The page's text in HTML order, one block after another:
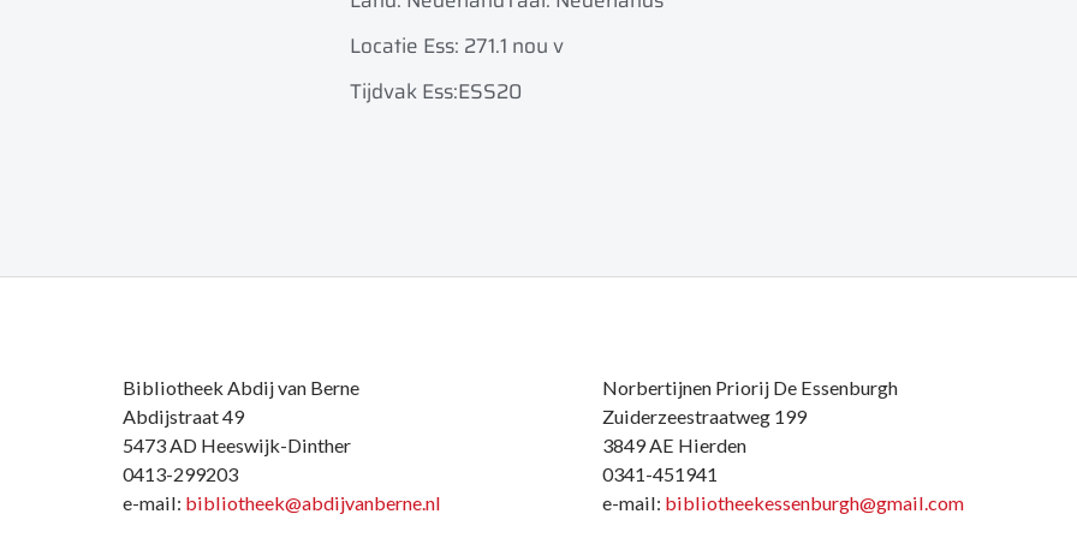
Locatie Ess: 271.1 nou v
Tijdvak Ess:ESS20
Bibliotheek Abdij van Berne
Abdijstraat 49
5473 AD Heeswijk-Dinther
0413-299203
e-mail: bibliotheek@abdijvanberne.nl
Norbertijnen Priorij De Essenburgh
Zuiderzeestraatweg 199
3849 AE Hierden
0341-451941
e-mail: bibliotheekessenburgh@gmail.com